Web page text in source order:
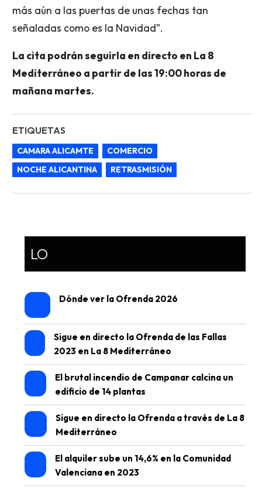
más aún a las puertas de unas fechas tan
señaladas como es la Navidad”.
La cita podrán seguirla en directo en La 8
Mediterráneo a partir de las 19:00 horas de
mañana martes.
ETIQUETAS
CAMARA ALICAMTE
COMERCIO
NOCHE ALICANTINA
RETRASMISIÓN
LO
Dónde ver la Ofrenda 2026
Sigue en directo la Ofrenda de las Fallas
2023 en La 8 Mediterráneo
El brutal incendio de Campanar calcina un
edificio de 14 plantas
Sigue en directo la Ofrenda a través de La 8
Mediterráneo
El alquiler sube un 14,6% en la Comunidad
Valenciana en 2023